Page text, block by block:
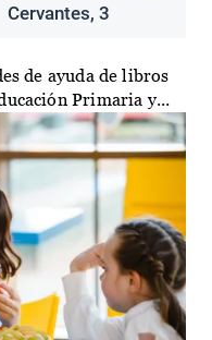
Cervantes, 3
de ayuda de libros
Primaria y...